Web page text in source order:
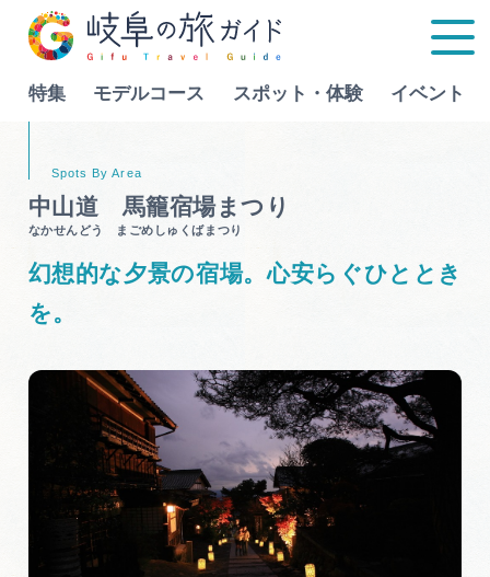
特集 モデルコース スポット・体験 イベント
スポット・体験
イベント
グルメ
旅の予約
Language
行きたいリストを見る
中山道 馬籠宿場まつり
なかせんどう まごめしゅくばまつり
幻想的な夕景の宿場。心安らぐひととき
を。